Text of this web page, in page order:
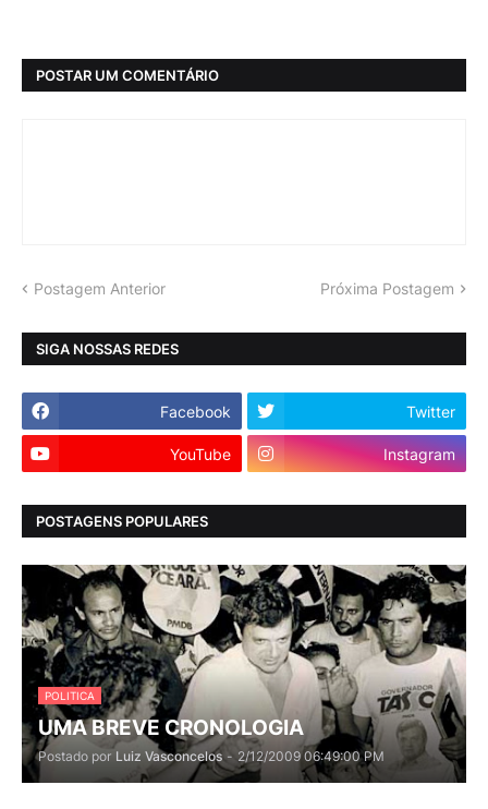
POSTAR UM COMENTÁRIO
Postagem Anterior Próxima Postagem
SIGA NOSSAS REDES
Facebook Twitter
YouTube Instagram
POSTAGENS POPULARES
POLITICA
UMA BREVE CRONOLOGIA
Postado por Luiz Vasconcelos - 2/12/2009 06:49:00 PM